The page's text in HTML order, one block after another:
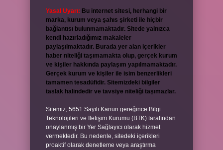
Yasal Uyarı: Bu internet sitesi, herhangi bir
marka, kurum veya şahıs şirketi ile hiçbir
bağlantısı bulunmamaktadır. Sitede yalnızca
kendi hazırladığımız makaleler
paylaşılmaktadır. Burada yer alan içerikler
haber niteliği taşımamakta olup, gerçek kurum
ve kişiler hakkında paylaşım yapılmamaktadır.
Gerçek kurum ve kişiler ile isim benzerlikleri
tamamen tesadüfidir. Sitemizdeki bilgiler
taslak halindedir ve tavsiye niteliği taşımazlar.
Sitemiz, 5651 Sayılı Kanun gereğince Bilgi
Teknolojileri ve İletişim Kurumu (BTK) tarafından
onaylanmış bir Yer Sağlayıcı olarak hizmet
vermektedir. Bu nedenle, sitedeki içerikleri
proaktif olarak denetleme veya araştırma